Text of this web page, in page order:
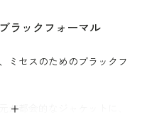
ラックフォーマル
ミセスのためのブラックフ
が都会的なジャケットに、